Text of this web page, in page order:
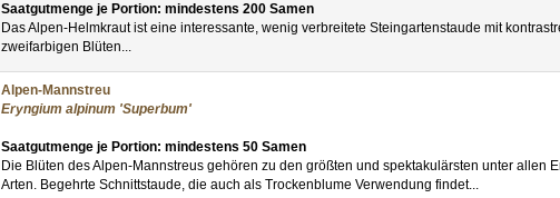
Saatgutmenge je Portion: mindestens 200 Samen
Das Alpen-Helmkraut ist eine interessante, wenig verbreitete Steingartenstaude mit
zweifarbigen Blüten...
Alpen-Mannstreu
Eryngium alpinum 'Superbum'
Saatgutmenge je Portion: mindestens 50 Samen
Die Blüten des Alpen-Mannstreus gehören zu den größten und spektakulärsten unter allen
Arten. Begehrte Schnittstaude, die auch als Trockenblume Verwendung findet...